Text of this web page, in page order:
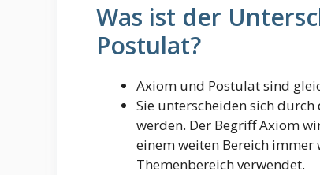
Was ist der
Postulat?
Axiom und Postulat sind
Sie unterscheiden sich
werden. Der Begriff Axiom
einem weiten Bereich
Themenbereich verwendet.